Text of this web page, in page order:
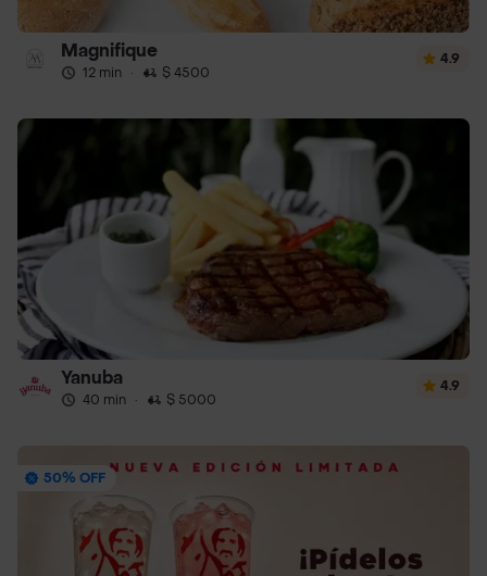
Magnifique
12 min · $ 4500
4.9
Yanuba
40 min · $ 5000
4.9
50% OFF